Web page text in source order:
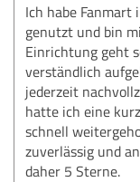
Ich habe Fanmart
genutzt und bin
Einrichtung geht
verständlich
jederzeit
hatte ich eine
schnell
zuverlässig und
daher 5 Sterne.